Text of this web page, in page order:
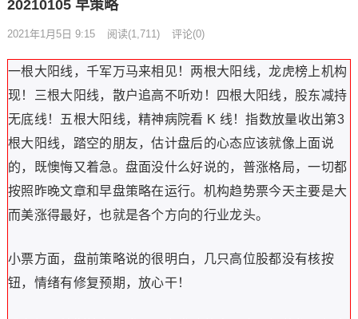
20210105 早策略
2021年1月5日 9:15 阅读(1,711) 评论(0)
一根大阳线，千军万马来相见！两根大阳线，龙虎榜上机构
现！三根大阳线，散户追高不听劝！四根大阳线，股东减持
无底线！五根大阳线，精神病院看 K 线！指数放量收出第3
根大阳线，踏空的朋友，估计盘后的心态应该就像上面说
的，既懊悔又着急。盘面没什么好说的，普涨格局，一切都
按照昨晚文章和早盘策略在运行。机构趋势票今天主要是大
而美涨得最好，也就是各个方向的行业龙头。
小票方面，盘前策略说的很明白，几只高位股都没有核按
钮，情绪有修复预期，放心干！